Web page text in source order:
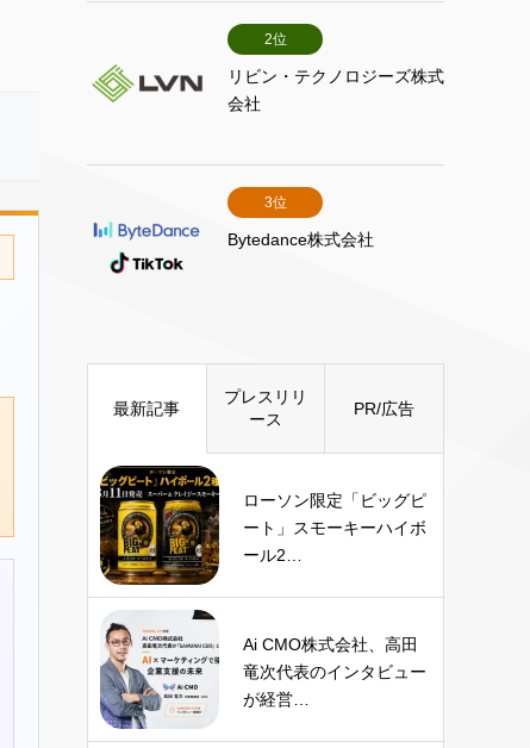
2位
リビン・テクノロジーズ株式
会社
3位
Bytedance株式会社
最新記事
プレスリリ
ース
PR/広告
ローソン限定「ビッグピ
ート」スモーキーハイボ
ール2…
Ai CMO株式会社、高田
竜次代表のインタビュー
が経営…